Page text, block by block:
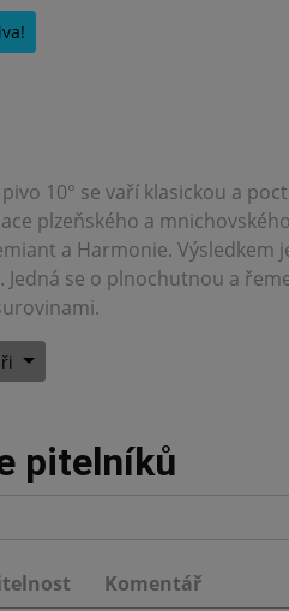
10° se vaří klasickou a
plzeňského a
a Harmonie.
Jedná se o plnochutnou a
pitelníků
Komentář